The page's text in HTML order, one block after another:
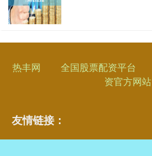
热丰网 全国股票配资平台
资官方网站
友情链接：